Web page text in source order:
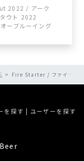
2022 / アーク
ウト 2022
ーブルーイング
Fire Starter / ファイヤースターター
を探す | ユーザーを探す